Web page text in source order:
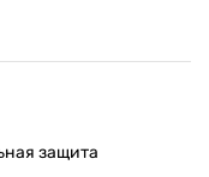
защита